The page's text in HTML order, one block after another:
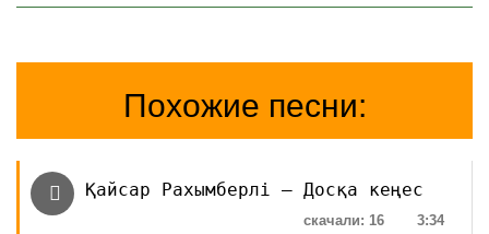
Похожие песни:
Қайсар Рахымберлі — Досқа кеңес
3:34
скачали: 16